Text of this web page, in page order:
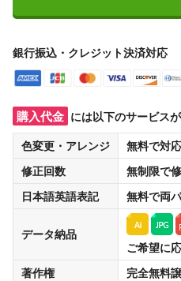
銀行振込・クレジット決済対応
購入代金 には以下のサービスが
色変更・アレンジ
無料で対応
修正回数
無制限で
日本語英語表記
無料で両
データ納品
ご希望に
著作権
完全無料